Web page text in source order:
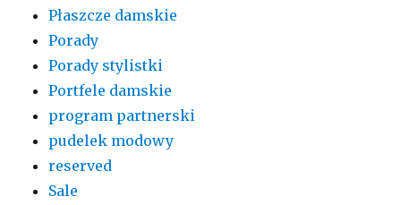
Płaszcze damskie
Porady
Porady stylistki
Portfele damskie
program partnerski
pudelek modowy
reserved
Sale